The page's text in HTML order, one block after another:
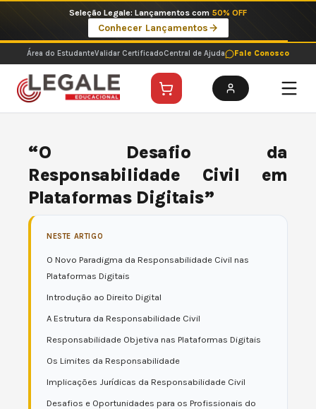
o
conteúdo
Imperdíveis no Pix: Pós Selecionadas a 199 reais no pix em parcela única
Ver ofertas
Área do EstudanteValidar CertificadoCentral de Ajuda Fale Conosco
“O Desafio da
Responsabilidade Civil em
Plataformas Digitais”
NESTE ARTIGO
O Novo Paradigma da Responsabilidade Civil nas
Plataformas Digitais
Introdução ao Direito Digital
A Estrutura da Responsabilidade Civil
Responsabilidade Objetiva nas Plataformas Digitais
Os Limites da Responsabilidade
Implicações Jurídicas da Responsabilidade Civil
Desafios e Oportunidades para os Profissionais do